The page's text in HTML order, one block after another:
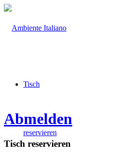
Tisch
reservieren
Abmelden
Tisch reservieren